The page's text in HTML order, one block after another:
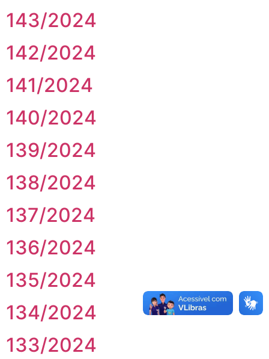
143/2024
142/2024
141/2024
140/2024
139/2024
138/2024
137/2024
136/2024
135/2024
134/2024
133/2024